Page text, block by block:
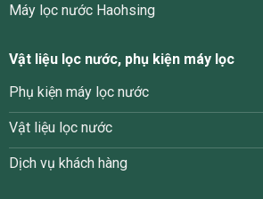
Máy lọc nước Haohsing
Vật liệu lọc nước, phụ kiện máy lọc
Phụ kiện máy lọc nước
Vật liệu lọc nước
Dịch vụ khách hàng